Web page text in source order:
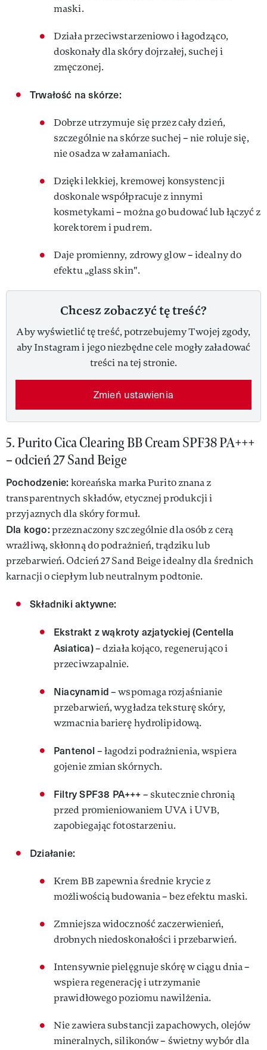
maski.
Działa przeciwstarzeniowo i łagodząco,
doskonały dla skóry dojrzałej, suchej i
zmęczonej.
Trwałość na skórze:
Dobrze utrzymuje się przez cały dzień,
szczególnie na skórze suchej – nie roluje się,
nie osadza w załamaniach.
Dzięki lekkiej, kremowej konsystencji
doskonale współpracuje z innymi
kosmetykami – można go budować lub łączyć z
korektorem i pudrem.
Daje promienny, zdrowy glow – idealny do
efektu „glass skin".
Chcesz zobaczyć tę treść?
Aby wyświetlić tę treść, potrzebujemy Twojej zgody,
aby Instagram i jego niezbędne cele mogły załadować
treści na tej stronie.
Zmień ustawienia
5.Purito Cica Clearing BB Cream SPF38 PA+++
– odcień 27 Sand Beige
Pochodzenie: koreańska marka Purito znana z
transparentnych składów, etycznej produkcji i
przyjaznych dla skóry formuł.
Dla kogo:przeznaczony szczególnie dla osób z cerą
wrażliwą, skłonną do podrażnień, trądziku lub
przebarwień. Odcień 27 Sand Beige idealny dla średnich
karnacji o ciepłym lub neutralnym podtonie.
Składniki aktywne:
Ekstrakt z wąkroty azjatyckiej (Centella
Asiatica)– działa kojąco, regenerująco i
przeciwzapalnie.
Niacynamid– wspomaga rozjaśnianie
przebarwień, wygładza teksturę skóry,
wzmacnia barierę hydrolipidową.
Pantenol – łagodzi podrażnienia, wspiera
gojenie zmian skórnych.
Filtry SPF38 PA+++– skutecznie chronią
przed promieniowaniem UVA i UVB,
zapobiegając fotostarzeniu.
Działanie:
Krem BB zapewnia średnie krycie z
możliwością budowania – bez efektu maski.
Zmniejsza widoczność zaczerwienień,
drobnych niedoskonałości i przebarwień.
Intensywnie pielęgnuje skórę w ciągu dnia –
wspiera regenerację i utrzymanie
prawidłowego poziomu nawilżenia.
Nie zawiera substancji zapachowych, olejów
mineralnych, silikonów – świetny wybór dla